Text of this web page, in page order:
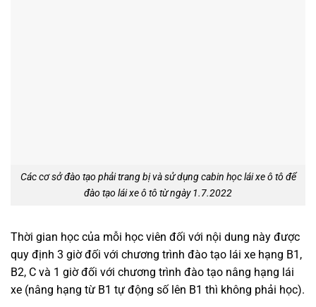
Các cơ sở đào tạo phải trang bị và sử dụng cabin học lái xe ô tô để
đào tạo lái xe ô tô từ ngày 1.7.2022
Thời gian học của mỗi học viên đối với nội dung này được
quy định 3 giờ đối với chương trình đào tạo lái xe hạng B1,
B2, C và 1 giờ đối với chương trình đào tạo nâng hạng lái
xe (nâng hạng từ B1 tự động số lên B1 thì không phải học).